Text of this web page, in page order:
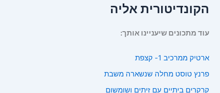
הקונדיטורית אליה
עוד מתכונים שיעניינו אותך:
ארטיק ממרכיב 1- קצפת
פרנץ טוסט מחלה שנשארה משבת
קרקרים ביתיים עם זיתים ושומשום